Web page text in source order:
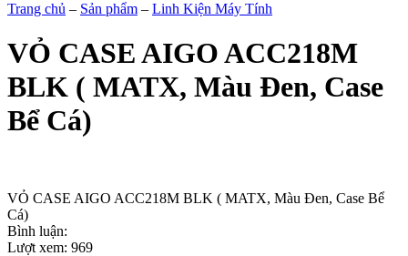
Trang chủ – Sản phẩm – Linh Kiện Máy Tính
VỎ CASE AIGO ACC218M
BLK ( MATX, Màu Đen, Case
Bể Cá)
VỎ CASE AIGO ACC218M BLK ( MATX, Màu Đen, Case Bể
Cá)
Bình luận:
Lượt xem: 969